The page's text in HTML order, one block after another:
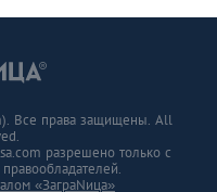
Все права защищены. All
разрешено только с
«ЗаграNица»